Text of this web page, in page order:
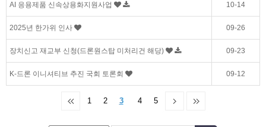
AI 응용제품 신속상용화지원사업 10-14
2025년 한가위 인사 09-26
장치신고 재교부 신청(드론원스탑 미처리건 해당) 09-23
K-드론 이니셔티브 추진 국회 토론회 09-12
1 2 3 4 5